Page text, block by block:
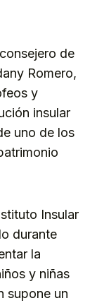
de
Romero,
y
insular
uno de los
Insular
durante
la
y niñas
supone un